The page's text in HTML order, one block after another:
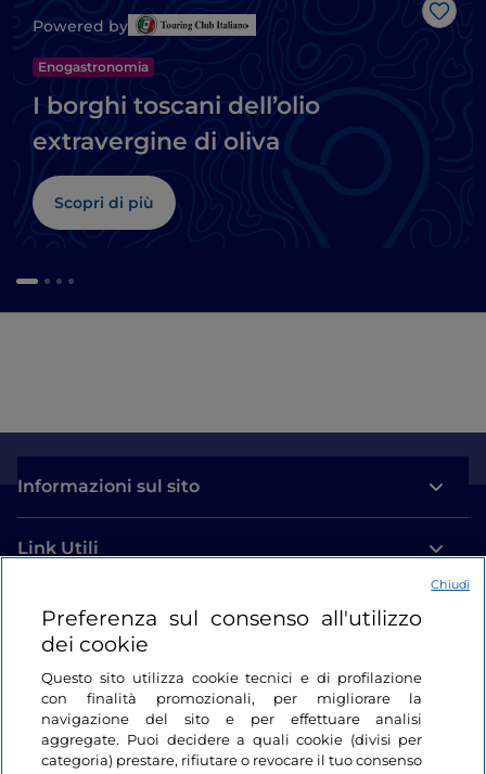
Like
Powered by
Enogastronomia
I borghi toscani dell’olio
extravergine di oliva
Scopri di più
Informazioni sul sito
Link Utili
Login
Restiamo in contatto
Preferenza sul consenso all'utilizzo
dei cookie
Questo sito utilizza cookie tecnici e di profilazione
con finalità promozionali, per migliorare la
navigazione del sito e per effettuare analisi
aggregate. Puoi decidere a quali cookie (divisi per
categoria) prestare, rifiutare o revocare il tuo consenso
Chiudi